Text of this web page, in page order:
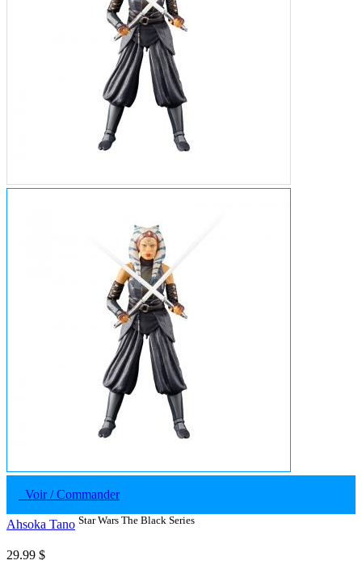
Voir / Commander
Ahsoka Tano Star Wars The Black Series
29.99 $